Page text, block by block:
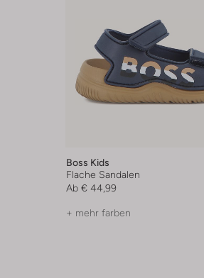
Boss Kids
Flache Sandalen
Ab € 44,99
+ mehr farben